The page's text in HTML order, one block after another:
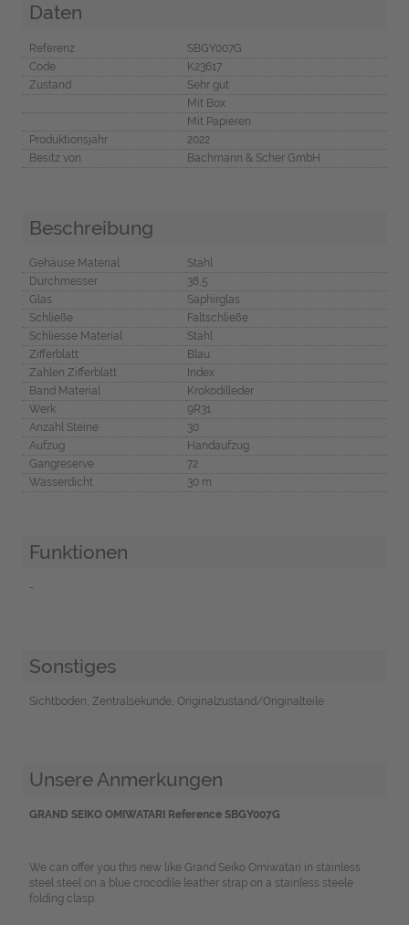
Daten
Referenz
SBGY007G
Code
K23617
Zustand
Sehr gut
Mit Box
Mit Papieren
Produktionsjahr
2022
Besitz von
Bachmann & Scher GmbH
Beschreibung
Gehäuse Material
Stahl
Durchmesser
38,5
Glas
Saphirglas
Schließe
Faltschließe
Schliesse Material
Stahl
Zifferblatt
Blau
Zahlen Zifferblatt
Index
Band Material
Krokodilleder
Werk
9R31
Anzahl Steine
30
Aufzug
Handaufzug
Gangreserve
72
Wasserdicht
30 m
Funktionen
-
Sonstiges
Sichtboden, Zentralsekunde, Originalzustand/Originalteile
Unsere Anmerkungen
GRAND SEIKO OMIWATARI Reference SBGY007G
We can offer you this new like Grand Seiko Omiwatari in stainless
steel steel on a blue crocodile leather strap on a stainless steele
folding clasp.